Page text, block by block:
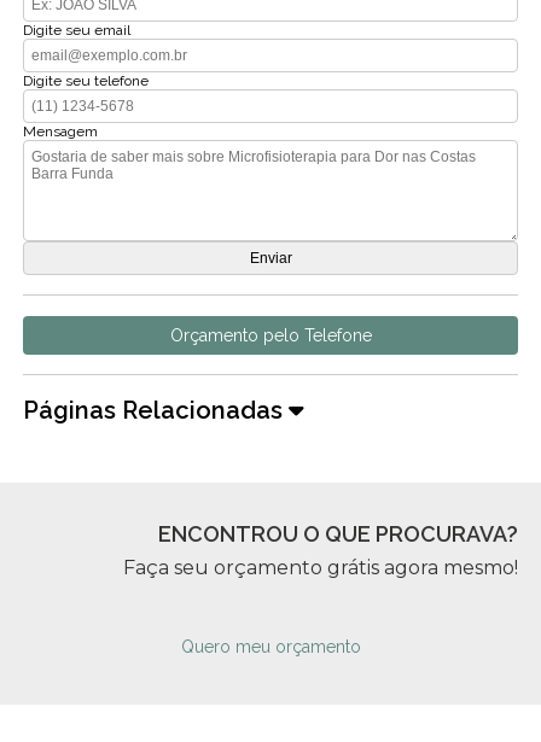
Digite seu email
Digite seu telefone
Mensagem
Orçamento pelo Telefone
Páginas Relacionadas
ENCONTROU O QUE PROCURAVA?
Faça seu orçamento grátis agora mesmo!
Quero meu orçamento